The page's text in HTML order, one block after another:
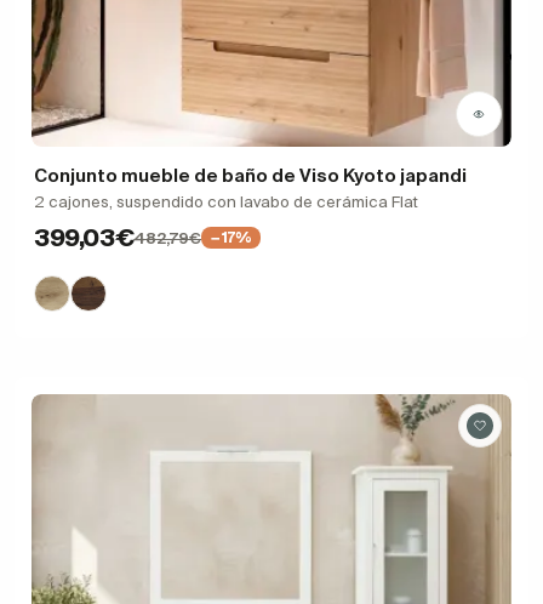
Conjunto mueble de baño de Viso Kyoto japandi
2 cajones, suspendido con lavabo de cerámica Flat
399,03€482,79€ −17%